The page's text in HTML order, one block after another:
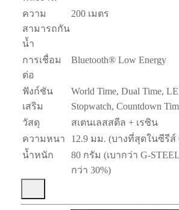
ความ
สามารถกัน
น้ำ
200 เมตร
การเชื่อม
ต่อ
Bluetooth® Low Energy
ฟังก์ชัน
เสริม
World Time, Dual Time,
Stopwatch, Countdown
วัสดุ
สเตนเลสสตีล + เรซิน
ความหนา
12.9 มม. (บางที่สุดในซีรีส์
น้ำหนัก
80 กรัม (เบากว่า G-
กว่า 30%)